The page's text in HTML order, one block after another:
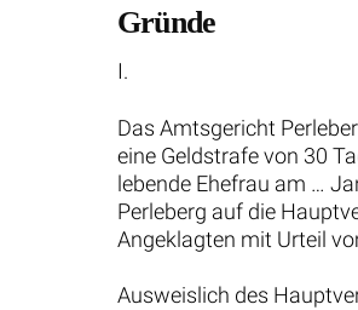
Gründe
I.
Das Amtsgericht
eine Geldstrafe von 30
lebende Ehefrau am …
Perleberg auf die
Angeklagten mit Urteil
Ausweislich des